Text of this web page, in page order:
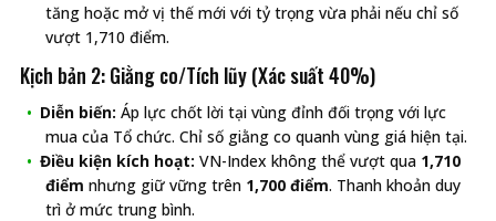
tăng hoặc mở vị thế mới với tỷ trọng vừa phải nếu chỉ số
vượt 1,710 điểm.
Kịch bản 2: Giằng co/Tích lũy (Xác suất 40%)
Diễn biến: Áp lực chốt lời tại vùng đỉnh đối trọng với lực
mua của Tổ chức. Chỉ số giằng co quanh vùng giá hiện tại.
Điều kiện kích hoạt: VN-Index không thể vượt qua 1,710
điểm nhưng giữ vững trên 1,700 điểm. Thanh khoản duy
trì ở mức trung bình.